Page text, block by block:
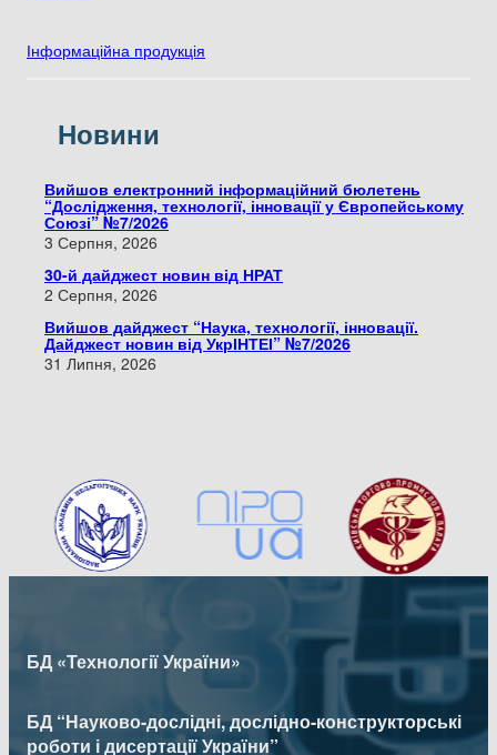
Інформаційна продукція
Новини
Вийшов електронний інформаційний бюлетень
“Дослідження, технології, інновації у Європейському
Союзі” №7/2026
3 Серпня, 2026
30-й дайджест новин від НРАТ
2 Серпня, 2026
Вийшов дайджест “Наука, технології, інновації.
Дайджест новин від УкрІНТЕІ” №7/2026
31 Липня, 2026
БД «Технології України»
БД “Науково-дослідні, дослідно-конструкторські
роботи і дисертації України”